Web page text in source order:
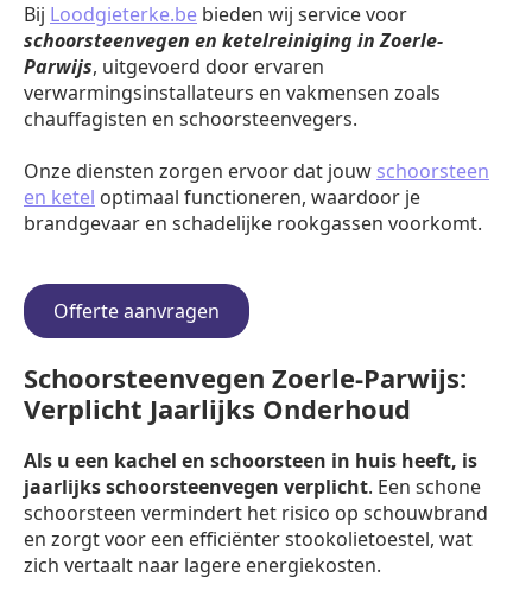
Bij Loodgieterke.be bieden wij service voor
schoorsteenvegen en ketelreiniging in Zoerle-
Parwijs, uitgevoerd door ervaren
verwarmingsinstallateurs en vakmensen zoals
chauffagisten en schoorsteenvegers.
Onze diensten zorgen ervoor dat jouw schoorsteen
en ketel optimaal functioneren, waardoor je
brandgevaar en schadelijke rookgassen voorkomt.
Offerte aanvragen
Schoorsteenvegen Zoerle-Parwijs:
Verplicht Jaarlijks Onderhoud
Als u een kachel en schoorsteen in huis heeft, is
jaarlijks schoorsteenvegen verplicht. Een schone
schoorsteen vermindert het risico op schouwbrand
en zorgt voor een efficiënter stookolietoestel, wat
zich vertaalt naar lagere energiekosten.